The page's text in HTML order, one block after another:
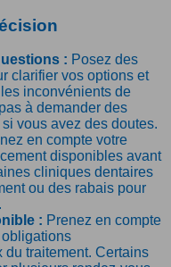
: Posez des
clarifier vos options et
inconvénients de
à demander des
vous avez des doutes.
en compte votre
disponibles avant
cliniques dentaires
ou des rabais pour
: Prenez en compte
traitement. Certains